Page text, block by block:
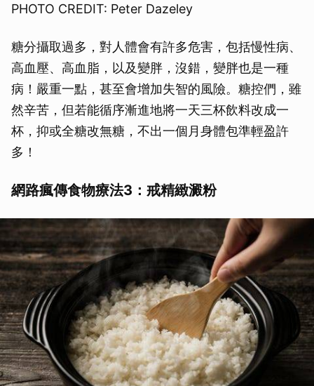
PHOTO CREDIT: Peter Dazeley
糖分攝取過多，對人體會有許多危害，包括慢性病、
高血壓、高血脂，以及變胖，沒錯，變胖也是一種
病！嚴重一點，甚至會增加失智的風險。糖控們，雖
然辛苦，但若能循序漸進地將一天三杯飲料改成一
杯，抑或全糖改無糖，不出一個月身體包準輕盈許
多！
網路瘋傳食物療法3：戒精緻澱粉